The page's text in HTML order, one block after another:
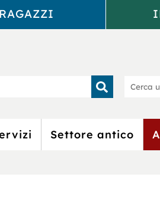
Civica
Cerca
nel
Settore antico